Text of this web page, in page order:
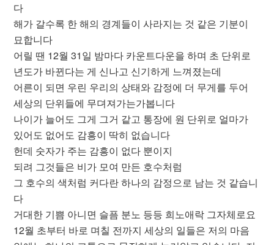
다
해가 갈수록 한 해의 경계들이 사라지는 것 같은 기분이
묘합니다
어릴 땐 12월 31일 밤마다 카운트다운을 하며 초 단위로
년도가 바뀐다는 게 신나고 신기하게 느껴졌는데
어른이 되면 우린 우리의 상태와 감정에 더 무게를 두어
세상의 단위들에 무뎌져가는가봅니다
나이가 늘어도 그게 그거 같고 통장에 원 단위로 얼마가
있어도 없어도 감흥이 딱히 없습니다
헌데 숫자가 주는 감흥이 없다 뿐이지
되려 그것들은 비가 모여 만든 호수처럼
그 호수의 색처럼 커다란 하나의 감정으로 남는 것 같습니
다
거대한 기쁨 아니면 슬픔 분노 등등 희노애락 그자체로요
12월 초부터 바로 며칠 전까지 세상의 일들은 저의 마음